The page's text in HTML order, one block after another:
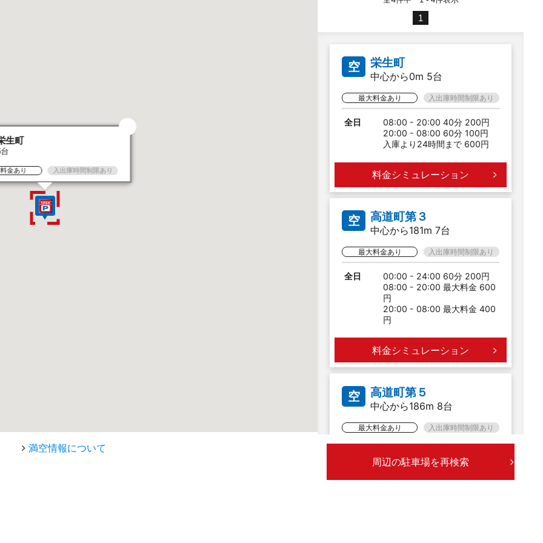
生町
金あり 入出庫時間制限あり
1
空 栄生町
中心から0m 5台
最大料金あり 入出庫時間制限あり
全日
08:00 - 20:00 40分 200円
20:00 - 08:00 60分 100円
入庫より24時間まで 600円
料金シミュレーション
空 高道町第３
中心から181m 7台
最大料金あり 入出庫時間制限あり
全日
00:00 - 24:00 60分 200円
08:00 - 20:00 最大料金 600
円
20:00 - 08:00 最大料金 400
円
料金シミュレーション
空 高道町第５
中心から186m 8台
最大料金あり 入出庫時間制限あり
08:00 - 20:00 最大料金 600
満空情報について
周辺の駐車場を再検索